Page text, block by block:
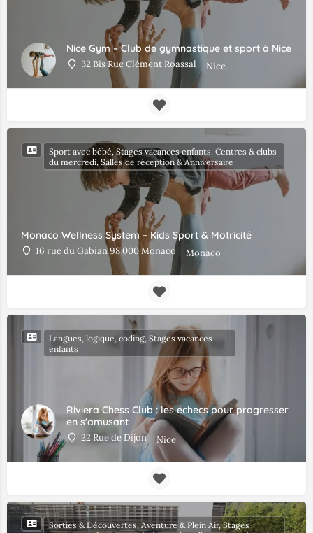
Nice Gym – Club de gymnastique et sport à Nice
32 Bis Rue Clément Roassal Nice
Monaco Wellness System – Kids Sport & Motricité
16 rue du Gabian 98 000 Monaco Monaco
Sport avec bébé, Stages vacances enfants, Centres & clubs
du mercredi, Salles de réception & Anniversaire
Riviera Chess Club : les échecs pour progresser
en s'amusant
22 Rue de Dijon Nice
Langues, logique, coding, Stages vacances
enfants
Sorties & Découvertes, Aventure & Plein Air, Stages